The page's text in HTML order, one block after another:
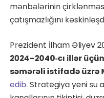
mənbələrinin
çatışmazlığını
Prezident İlham Əliyev
2024–2040‑cı illər
səmərəli istifadə üzrə
edib. Strategiya yeni su